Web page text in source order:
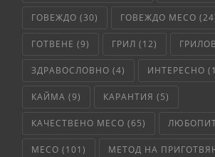
ГОВЕЖДО (30) ГОВЕЖДО МЕСО
ГОТВЕНЕ (9) ГРИЛ (12)
ЗДРАВОСЛОВНО (4) ИНТЕРЕСНО
КАЙМА (9) КАРАНТИЯ (5)
КАЧЕСТВЕНО МЕСО (65)
МЕСО (101) МЕТОД НА